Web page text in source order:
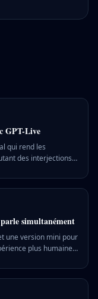
GPT-Live
qui rend les
des interjections
simultanément,
• GPT-Live
éliminant le
l'interaction homme-
et efficaces.
simultanément
une version mini pour
plus humaine.
en temps réel. •
de remplissage
pour tous les